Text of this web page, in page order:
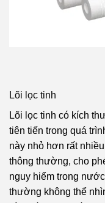
Lõi lọc tinh
Lõi lọc tinh có kích
tiên tiến trong quá
này nhỏ hơn rất
thông thường, cho
nguy hiểm trong
thường không thể